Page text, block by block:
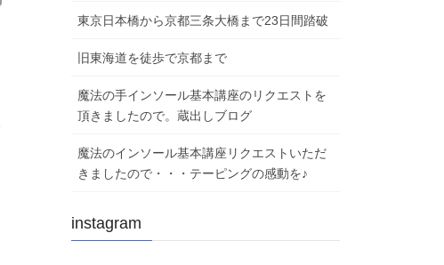
東京日本橋から京都三条大橋まで23日間踏破
旧東海道を徒歩で京都まで
魔法の手インソール基本講座のリクエストを
頂きましたので。蔵出しブログ
魔法のインソール基本講座リクエストいただ
きましたので・・・テーピングの感動を♪
instagram